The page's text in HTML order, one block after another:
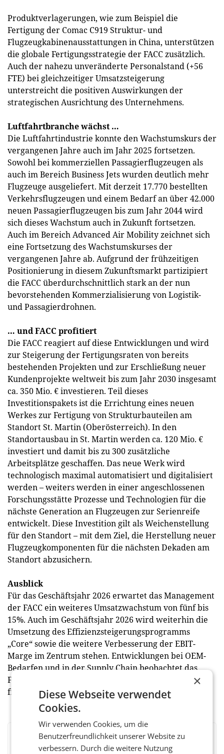
Produktverlagerungen, wie zum Beispiel die
Fertigung der Comac C919 Struktur- und
Flugzeugkabinenausstattungen in China, unterstützen
die globale Fertigungsstrategie der FACC zusätzlich.
Auch der nahezu unveränderte Personalstand (+56
FTE) bei gleichzeitiger Umsatzsteigerung
unterstreicht die positiven Auswirkungen der
strategischen Ausrichtung des Unternehmens.
Luftfahrtbranche wächst …
Die Luftfahrtindustrie konnte den Wachstumskurs der
vergangenen Jahre auch im Jahr 2025 fortsetzen.
Sowohl bei kommerziellen Passagierflugzeugen als
auch im Bereich Business Jets wurden deutlich mehr
Flugzeuge ausgeliefert. Mit derzeit 17.770 bestellten
Verkehrsflugzeugen und einem Bedarf an über 42.000
neuen Passagierflugzeugen bis zum Jahr 2044 wird
sich dieses Wachstum auch in Zukunft fortsetzen.
Auch im Bereich Advanced Air Mobility zeichnet sich
eine Fortsetzung des Wachstumskurses der
vergangenen Jahre ab. Aufgrund der frühzeitigen
Positionierung in diesem Zukunftsmarkt partizipiert
die FACC überdurchschnittlich stark an der nun
bevorstehenden Kommerzialisierung von Logistik-
und Passagierdrohnen.
… und FACC profitiert
Die FACC reagiert auf diese Entwicklungen und wird
zur Steigerung der Fertigungsraten von bereits
bestehenden Projekten und zur Erschließung neuer
Kundenprojekte weltweit bis zum Jahr 2030 insgesamt
ca. 350 Mio. € investieren. Teil dieses
Investitionspakets ist die Errichtung eines neuen
Werkes zur Fertigung von Strukturbauteilen am
Standort St. Martin (Oberösterreich). In den
Standortausbau in St. Martin werden ca. 120 Mio. €
investiert und damit bis zu 300 zusätzliche
Arbeitsplätze geschaffen. Das neue Werk wird
technologisch maximal automatisiert und digitalisiert
werden – weiters werden in einer angeschlossenen
Forschungsstätte Prozesse und Technologien für die
nächste Generation an Flugzeugen zur Serienreife
entwickelt. Diese Investition gilt als Weichenstellung
für den Standort – mit dem Ziel, die Herstellung neuer
Flugzeugkomponenten für die nächsten Dekaden am
Standort abzusichern.
Ausblick
Für das Geschäftsjahr 2026 erwartet das Management
der FACC ein weiteres Umsatzwachstum von fünf bis
15%. Auch im Geschäftsjahr 2026 wird weiterhin die
Umsetzung des Effizienzsteigerungsprogramms
„Core“ sowie die weitere Verbesserung der EBIT-
Marge im Zentrum stehen. Entwicklungen bei OEM-
Bedarfen und in der Supply Chain beobachtet das
FACC-Management sehr genau und kann bei Bedarf
frühzeitig und flexibel reagieren. (hk)
BEWERTEN SIE DIESEN ARTIKEL
×
Diese Webseite verwendet
Cookies.
Wir verwenden Cookies, um die
Benutzerfreundlichkeit unserer Website zu
verbessern. Durch die weitere Nutzung